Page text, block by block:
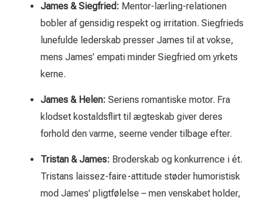
James & Siegfried: Mentor-lærling-relationen
bobler af gensidig respekt og irritation. Siegfrieds
lunefulde lederskab presser James til at vokse,
mens James’ empati minder Siegfried om yrkets
kerne.
James & Helen: Seriens romantiske motor. Fra
klodset kostaldsflirt til ægteskab giver deres
forhold den varme, seerne vender tilbage efter.
Tristan & James: Broderskab og konkurrence i ét.
Tristans laissez-faire-attitude støder humoristisk
mod James’ pligtfølelse – men venskabet holder,